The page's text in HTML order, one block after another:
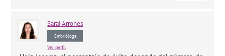
Sarai Arrones
Embrióloga
Ver perfil